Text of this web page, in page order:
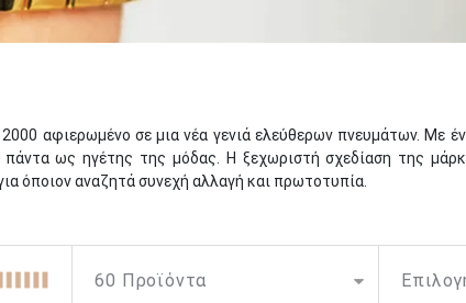
αφιερωμένο σε μια νέα γενιά ελεύθερων πνευμάτων. Με
ως ηγέτης της μόδας. Η ξεχωριστή σχεδίαση της
όποιον αναζητά συνεχή αλλαγή και πρωτοτυπία.
συναρπάζουν με αισθησιακά σχέδια εμπνευσμένα από τα
μια σειρά από κομψές, τολμηρές επιλογές που
με εντυπωσιακές χρωματικές επιλογές όπως το